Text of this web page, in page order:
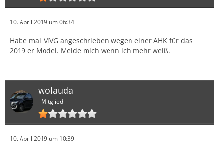
10. April 2019 um 06:34
Habe mal MVG angeschrieben wegen einer AHK für das
2019 er Model. Melde mich wenn ich mehr weiß.
wolauda
Mitglied
10. April 2019 um 10:39